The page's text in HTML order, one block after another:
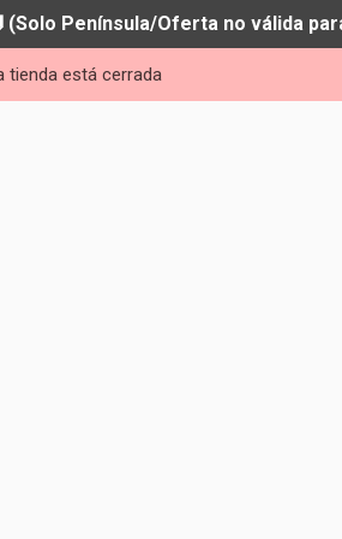
(Solo Península/Oferta no válida
tienda está cerrada